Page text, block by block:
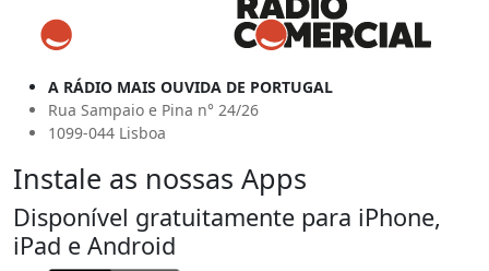
A RÁDIO MAIS OUVIDA DE PORTUGAL
Rua Sampaio e Pina n° 24/26
1099-044 Lisboa
Instale as nossas Apps
Disponível gratuitamente para iPhone,
iPad e Android